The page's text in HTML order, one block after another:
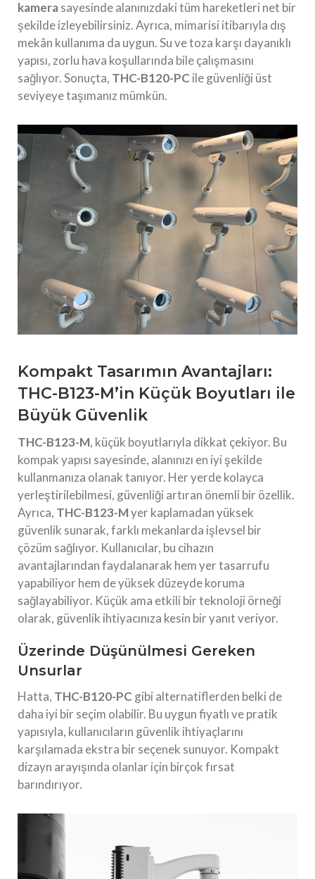
kamerasayesinde alanınızdaki tüm hareketleri net bir
şekilde izleyebilirsiniz. Ayrıca, mimarisi itibarıyla dış
mekân kullanıma da uygun. Su ve toza karşı dayanıklı
yapısı, zorlu hava koşullarında bile çalışmasını
sağlıyor. Sonuçta, THC-B120-PC ile güvenliği üst
seviyeye taşımanız mümkün.
Kompakt Tasarımın Avantajları:
THC-B123-M’in Küçük Boyutları ile
Büyük Güvenlik
THC-B123-M, küçük boyutlarıyla dikkat çekiyor. Bu
kompak yapısı sayesinde, alanınızı en iyi şekilde
kullanmanıza olanak tanıyor. Her yerde kolayca
yerleştirilebilmesi, güvenliği artıran önemli bir özellik.
Ayrıca, THC-B123-Myer kaplamadan yüksek
güvenlik sunarak, farklı mekanlarda işlevsel bir
çözüm sağlıyor. Kullanıcılar, bu cihazın
avantajlarından faydalanarak hem yer tasarrufu
yapabiliyor hem de yüksek düzeyde koruma
sağlayabiliyor. Küçük ama etkili bir teknoloji örneği
olarak, güvenlik ihtiyacınıza kesin bir yanıt veriyor.
Üzerinde Düşünülmesi Gereken
Unsurlar
Hatta, THC-B120-PC gibi alternatiflerden belki de
daha iyi bir seçim olabilir. Bu uygun fiyatlı ve pratik
yapısıyla, kullanıcıların güvenlik ihtiyaçlarını
karşılamada ekstra bir seçenek sunuyor. Kompakt
dizayn arayışında olanlar için birçok fırsat
barındırıyor.